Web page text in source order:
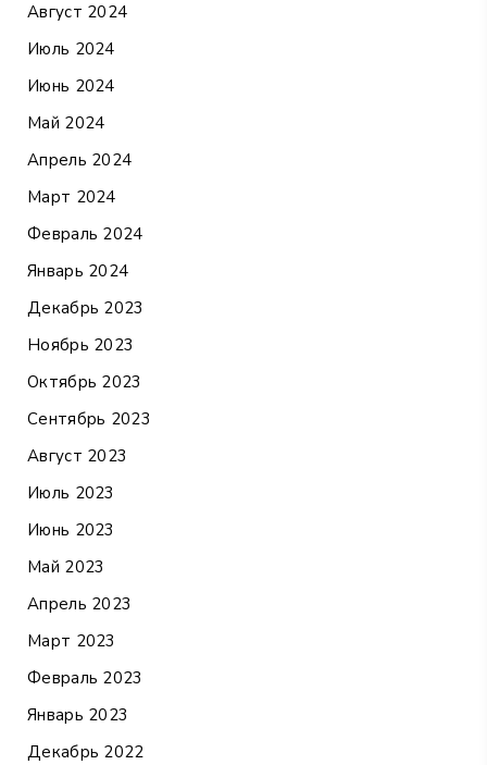
Август 2024
Июль 2024
Июнь 2024
Май 2024
Апрель 2024
Март 2024
Февраль 2024
Январь 2024
Декабрь 2023
Ноябрь 2023
Октябрь 2023
Сентябрь 2023
Август 2023
Июль 2023
Июнь 2023
Май 2023
Апрель 2023
Март 2023
Февраль 2023
Январь 2023
Декабрь 2022